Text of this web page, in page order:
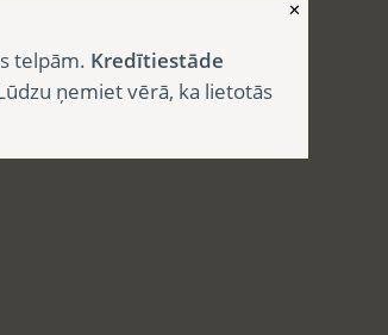
✕
telpām. Kredītiestāde
ņemiet vērā, ka lietotās